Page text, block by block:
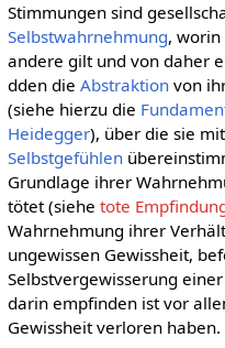
Stimmungen sind
Selbstwahrnehmung,
andere gilt und von daher
dden die Abstraktionvon
(siehe hierzu die
Heidegger), über die sie
Selbstgefühlen
Grundlage ihrer
tötet (siehe tote
Wahrnehmung ihrer
ungewissen Gewissheit,
Selbstvergewisserung
darin empfinden ist vor
Gewissheit verloren haben.